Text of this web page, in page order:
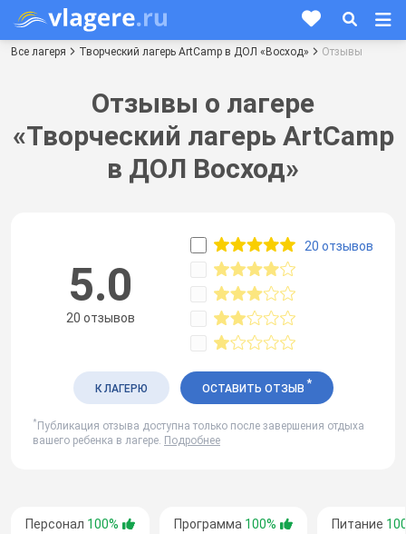
Все лагеря Творческий лагерь ArtCamp в ДОЛ «Восход» Отзывы
Отзывы о лагере
«Творческий лагерь ArtCamp
в ДОЛ Восход»
Персонал 100% Программа 100% Питание
5.0
20 отзывов
20 отзывов
К ЛАГЕРЮ ОСТАВИТЬ ОТЗЫВ *
* Публикация отзыва доступна только после завершения отдыха
вашего ребенка в лагере. Подробнее